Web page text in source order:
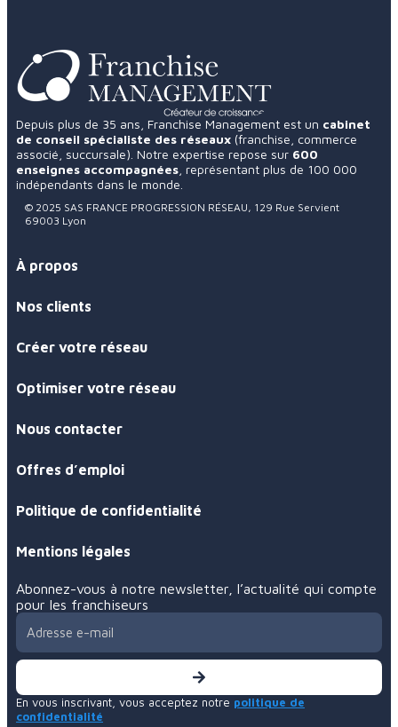
Depuis plus de 35 ans, Franchise Management est un cabinet
de conseil spécialiste des réseaux (franchise, commerce
associé, succursale). Notre expertise repose sur 600
enseignes accompagnées , représentant plus de 100 000
indépendants dans le monde.
© 2025 SAS FRANCE PROGRESSION RÉSEAU, 129 Rue Servient
69003 Lyon
À propos
Nos clients
Créer votre réseau
Optimiser votre réseau
Nous contacter
Offres d’emploi
Politique de confidentialité
Mentions légales
Abonnez-vous à notre newsletter, l’actualité qui compte
pour les franchiseurs
En vous inscrivant, vous acceptez notre politique de
confidentialité